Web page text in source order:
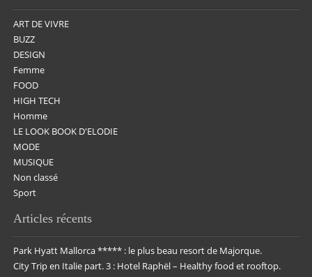
ART DE VIVRE
BUZZ
DESIGN
Femme
FOOD
HIGH TECH
Homme
LE LOOK BOOK D'ELODIE
MODE
MUSIQUE
Non classé
Sport
Articles récents
Park Hyatt Mallorca ***** : le plus beau resort de Majorque.
City Trip en Italie part. 3 : Hotel Raphël – Healthy food et rooftop.